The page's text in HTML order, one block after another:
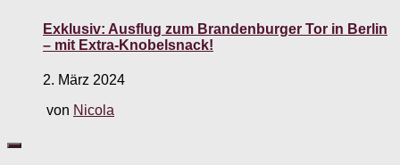
Exklusiv: Ausflug zum Brandenburger Tor in Berlin
– mit Extra-Knobelsnack!
2. März 2024
von Nicola